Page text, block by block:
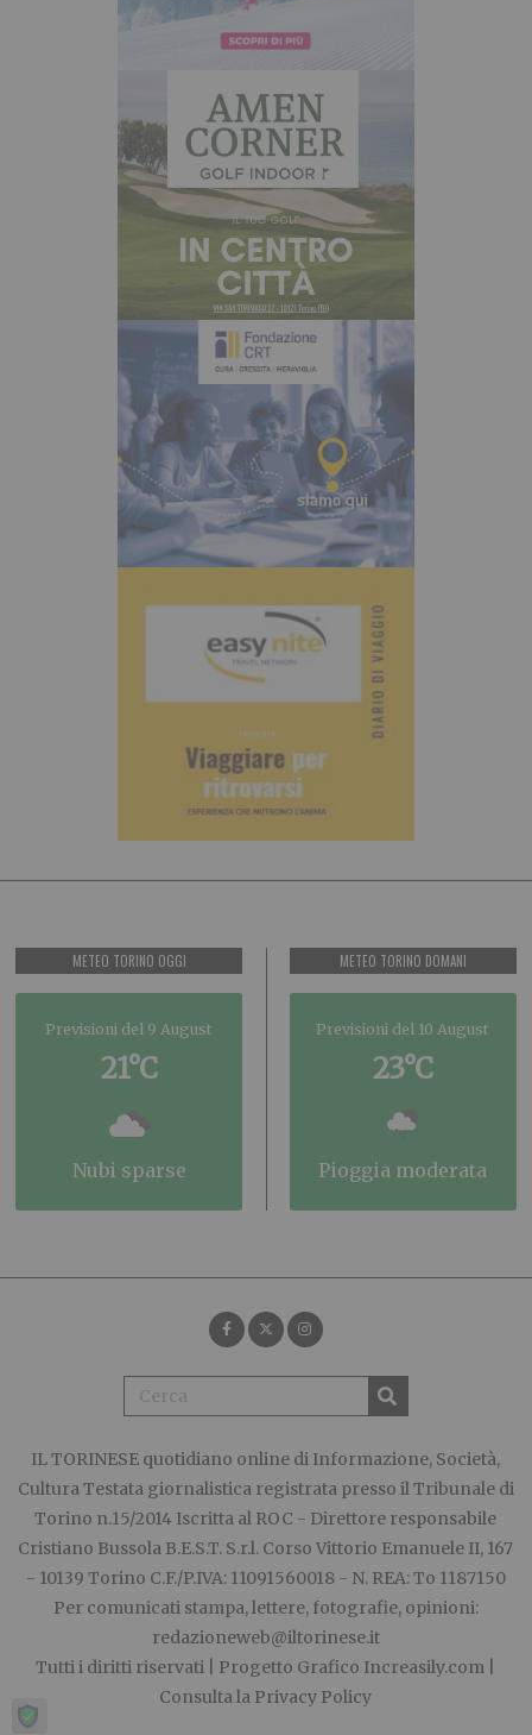
METEO TORINO OGGI
Previsioni del 9 August
21°C
nubi sparse
METEO TORINO DOMANI
Previsioni del 10 August
23°C
pioggia moderata
IL TORINESE quotidiano online di Informazione, Società,
Cultura Testata giornalistica registrata presso il Tribunale di
Torino n.15/2014 Iscritta al ROC - Direttore responsabile
Cristiano Bussola B.E.S.T. S.r.l. Corso Vittorio Emanuele II, 167
- 10139 Torino C.F./P.IVA: 11091560018 - N. REA: To 1187150
Per comunicati stampa, lettere, fotografie, opinioni:
redazioneweb@iltorinese.it
Tutti i diritti riservati | Progetto Grafico Increasily.com
Consulta la Privacy Policy